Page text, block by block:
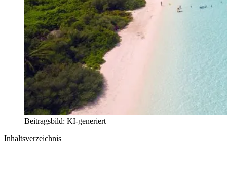
Beitragsbild: KI-generiert
Inhaltsverzeichnis